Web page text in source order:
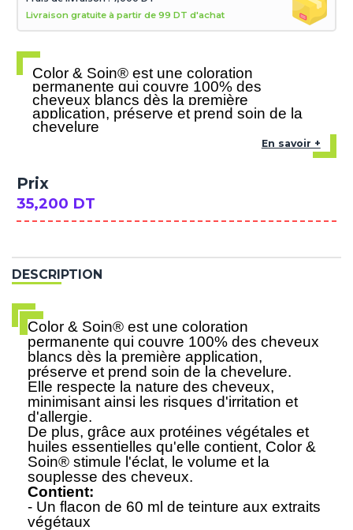
Livraison gratuite à partir de 99 DT d'achat
Color & Soin® est une coloration
permanente qui couvre 100% des
cheveux blancs dès la première
application, préserve et prend soin de la
chevelure
En savoir +
Prix
35,200 DT
DESCRIPTION
Color & Soin® est une coloration
permanente qui couvre 100% des cheveux
blancs dès la première application,
préserve et prend soin de la chevelure.
Elle respecte la nature des cheveux,
minimisant ainsi les risques d'irritation et
d'allergie.
De plus, grâce aux protéines végétales et
huiles essentielles qu'elle contient, Color &
Soin® stimule l'éclat, le volume et la
souplesse des cheveux.
Contient:
- Un flacon de 60 ml de teinture aux extraits
végétaux